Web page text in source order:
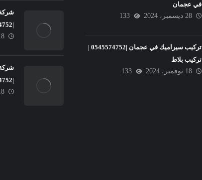
في عجمان
28 ديسمبر، 2024
133
تركيب سيراميك في عجمان |0545574752 |
تركيب بلاط
18 نوفمبر، 2024
133
|0545574752|شركة الاوائل
18
|0545574752 |تلميع الرخام
18